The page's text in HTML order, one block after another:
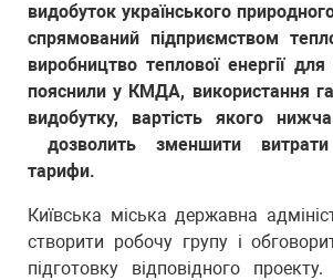
видобуток українського
спрямований підприємством
виробництво теплової енергії
пояснили у КМДА, використання
видобутку, вартість якого
дозволить зменшити витрати
тарифи.
Київська міська державна
створити робочу групу і
підготовку відповідного